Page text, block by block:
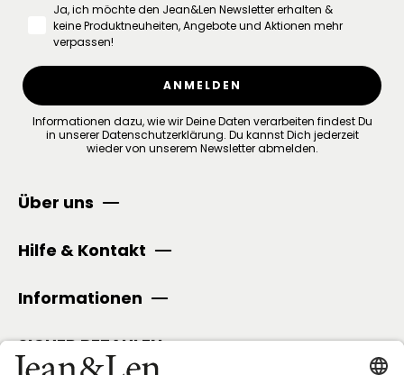
Ja, ich möchte den Jean&Len Newsletter erhalten &
keine Produktneuheiten, Angebote und Aktionen mehr
verpassen!
ANMELDEN
Informationen dazu, wie wir Deine Daten verarbeiten findest Du
in unsererDatenschutzerklärung. Du kannst Dich jederzeit
wieder von unserem Newsletter abmelden.
Über uns
Hilfe & Kontakt
Informationen
SICHER BEZAHLEN